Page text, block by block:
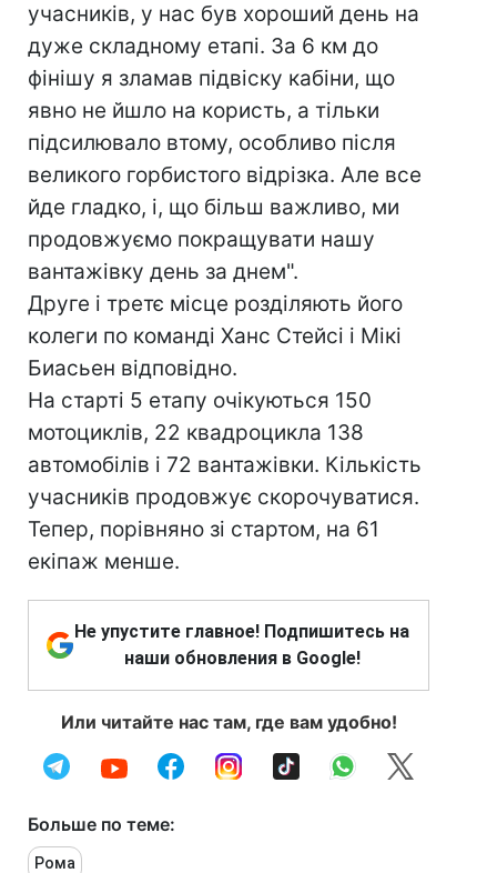
учасників, у нас був хороший день на
дуже складному етапі. За 6 км до
фінішу я зламав підвіску кабіни, що
явно не йшло на користь, а тільки
підсилювало втому, особливо після
великого горбистого відрізка. Але все
йде гладко, і, що більш важливо, ми
продовжуємо покращувати нашу
вантажівку день за днем".
Друге і третє місце розділяють його
колеги по команді Ханс Стейсі і Мікі
Биасьен відповідно.
На старті 5 етапу очікуються 150
мотоциклів, 22 квадроцикла 138
автомобілів і 72 вантажівки. Кількість
учасників продовжує скорочуватися.
Тепер, порівняно зі стартом, на 61
екіпаж менше.
Не упустите главное! Подпишитесь на
наши обновления в Google!
Или читайте нас там, где вам удобно!
Больше по теме:
Рома